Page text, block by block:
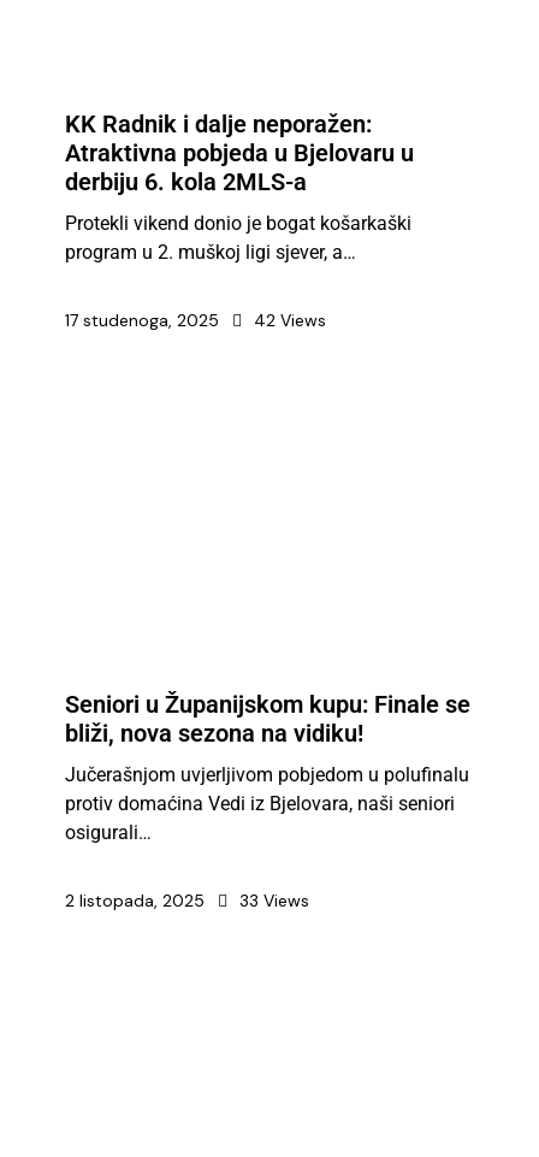
KK Radnik i dalje neporažen:
Atraktivna pobjeda u Bjelovaru u
derbiju 6. kola 2MLS-a
Protekli vikend donio je bogat košarkaški
program u 2. muškoj ligi sjever, a…
17 studenoga, 2025 42 Views
Seniori u Županijskom kupu: Finale se
bliži, nova sezona na vidiku!
Jučerašnjom uvjerljivom pobjedom u polufinalu
protiv domaćina Vedi iz Bjelovara, naši seniori
osigurali…
2 listopada, 2025 33 Views